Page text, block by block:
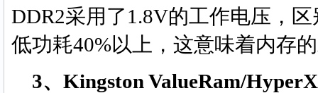
DDR2采用了1.8V的工作电压，
低功耗40%以上，这意味着内存
3、Kingston ValueRam/